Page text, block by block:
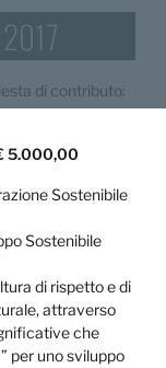
di contributo:
5.000,00
Sostenibile
Sostenibile
di rispetto e di
attraverso
che
per uno sviluppo